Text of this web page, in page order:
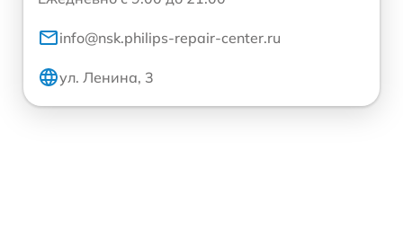
info@nsk.philips-repair-center.ru
ул. Ленина, 3